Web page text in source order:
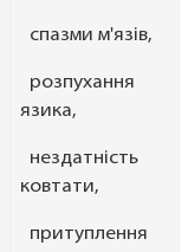
спазми м'язів,
розпухання
язика,
нездатність
ковтати,
притуплення